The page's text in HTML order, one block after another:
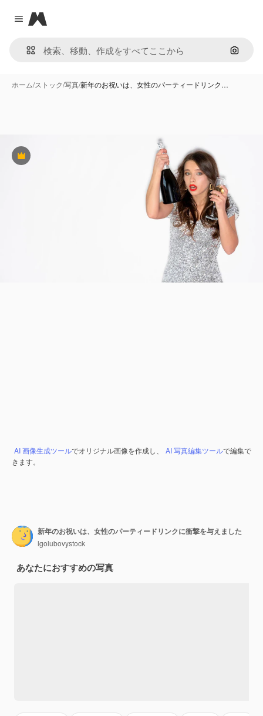
Close menu
Magnific
画像で
ホーム/ストック/写真/新年のお祝いは、女性のパーティードリンク…
Premium
AI 画像生成ツールでオリジナル画像を作成し、 AI 写真編集ツールで編集で
きます。
新年のお祝いは、女性のパーティードリンクに衝撃を与えました
lgolubovystock
あなたにおすすめの写真